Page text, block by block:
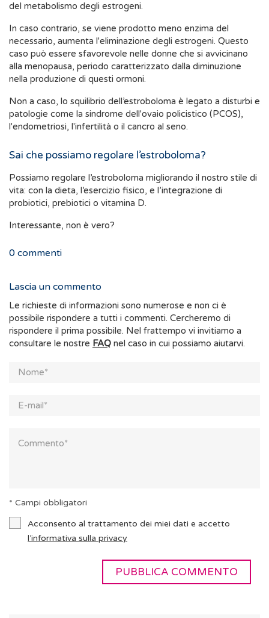
del metabolismo degli estrogeni.
In caso contrario, se viene prodotto meno enzima del
necessario, aumenta l'eliminazione degli estrogeni. Questo
caso può essere sfavorevole nelle donne che si avvicinano
alla menopausa, periodo caratterizzato dalla diminuzione
nella produzione di questi ormoni.
Non a caso, lo squilibrio dell’estroboloma è legato a disturbi e
patologie come la sindrome dell'ovaio policistico (PCOS),
l'endometriosi, l'infertilità o il cancro al seno.
Sai che possiamo regolare l’estroboloma?
Possiamo regolare l’estroboloma migliorando il nostro stile di
vita: con la dieta, l’esercizio fisico, e l’integrazione di
probiotici, prebiotici o vitamina D.
Interessante, non è vero?
0 commenti
Lascia un commento
Le richieste di informazioni sono numerose e non ci è
possibile rispondere a tutti i commenti. Cercheremo di
rispondere il prima possibile. Nel frattempo vi invitiamo a
consultare le nostre FAQ nel caso in cui possiamo aiutarvi.
* Campi obbligatori
Acconsento al trattamento dei miei dati e accetto
l’informativa sulla privacy